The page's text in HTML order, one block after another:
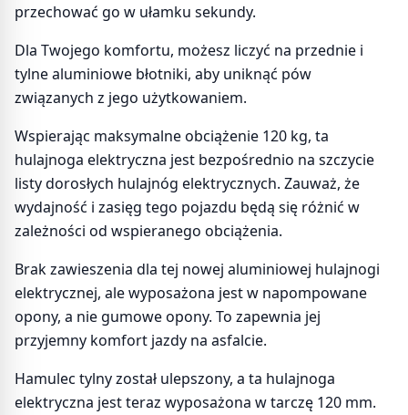
przechować go w ułamku sekundy.
Dla Twojego komfortu, możesz liczyć na przednie i
tylne aluminiowe błotniki, aby uniknąć pów
związanych z jego użytkowaniem.
Wspierając maksymalne obciążenie 120 kg, ta
hulajnoga elektryczna jest bezpośrednio na szczycie
listy dorosłych hulajnóg elektrycznych. Zauważ, że
wydajność i zasięg tego pojazdu będą się różnić w
zależności od wspieranego obciążenia.
Brak zawieszenia dla tej nowej aluminiowej hulajnogi
elektrycznej, ale wyposażona jest w napompowane
opony, a nie gumowe opony. To zapewnia jej
przyjemny komfort jazdy na asfalcie.
Hamulec tylny został ulepszony, a ta hulajnoga
elektryczna jest teraz wyposażona w tarczę 120 mm.